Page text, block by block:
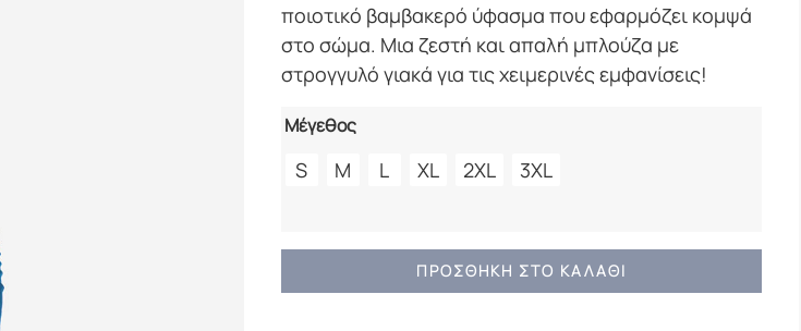
ποιοτικό βαμβακερό ύφασμα που εφαρμόζει κομψά
στο σώμα. Μια ζεστή και απαλή μπλούζα με
στρογγυλό γιακά για τις χειμερινές εμφανίσεις!
Μέγεθος
S M L XL 2XL 3XL
ΠΛΕΚΤΗ
ΠΡΟΣΘΉΚΗ ΣΤΟ ΚΑΛΆΘΙ